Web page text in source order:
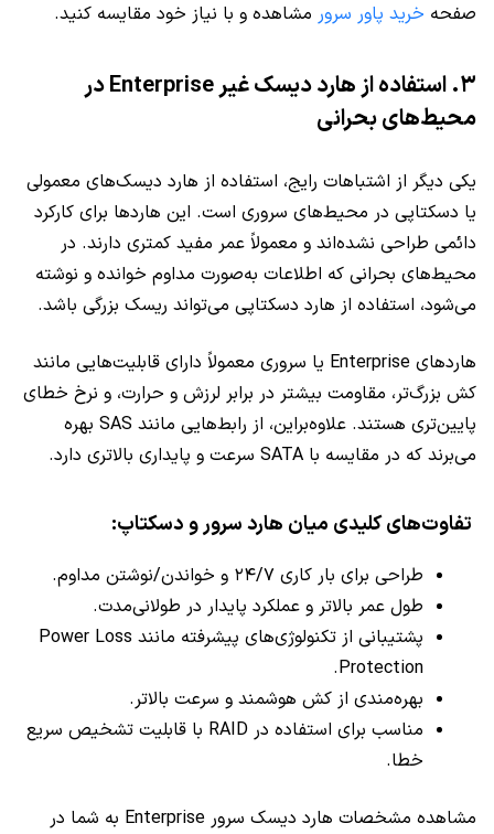
صفحه خرید پاور سرور مشاهده و با نیاز خود مقایسه کنید.
۳. استفاده از هارد دیسک غیر Enterprise در
محیط‌های بحرانی
یکی دیگر از اشتباهات رایج، استفاده از هارد دیسک‌های معمولی
یا دسکتاپی در محیط‌های سروری است. این هاردها برای کارکرد
دائمی طراحی نشده‌اند و معمولاً عمر مفید کمتری دارند. در
محیط‌های بحرانی که اطلاعات به‌صورت مداوم خوانده و نوشته
می‌شود، استفاده از هارد دسکتاپی می‌تواند ریسک بزرگی باشد.
هاردهای Enterprise یا سروری معمولاً دارای قابلیت‌هایی مانند
کش بزرگ‌تر، مقاومت بیشتر در برابر لرزش و حرارت، و نرخ خطای
پایین‌تری هستند. علاوه‌بر‌این، از رابط‌هایی مانند SAS بهره
می‌برند که در مقایسه با SATA سرعت و پایداری بالاتری دارد.
تفاوت‌های کلیدی میان هارد سرور و دسکتاپ:
طراحی برای بار کاری ۲۴/۷ و خواندن‌/نوشتن مداوم.
طول عمر بالاتر و عملکرد پایدار در طولانی‌مدت.
پشتیبانی از تکنولوژی‌های پیشرفته مانند Power Loss
Protection.
بهره‌مندی از کش هوشمند و سرعت بالاتر.
مناسب برای استفاده در RAID با قابلیت تشخیص سریع
خطا.
مشاهده مشخصات هارد دیسک سرور Enterprise به شما در